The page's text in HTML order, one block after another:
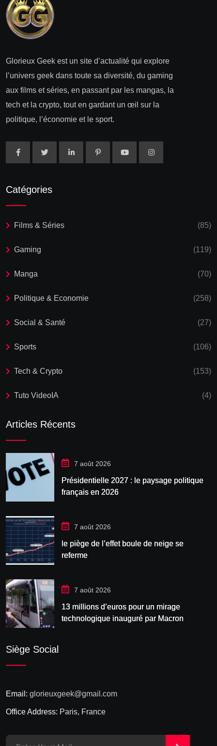
Glorieux Geek est un site d’actualité qui explore
l’univers geek dans toute sa diversité, du gaming
aux films et séries, en passant par les mangas, la
tech et la crypto, tout en gardant un œil sur la
politique, l’économie et le sport.
Catégories
Films & Séries (85)
Gaming (119)
Manga (70)
Politique & Economie (258)
Social & Santé (27)
Sports (106)
Tech & Crypto (153)
Tuto VideoIA (4)
Articles Récents
7 août 2026
Présidentielle 2027 : le paysage politique
français en 2026
7 août 2026
le piège de l’effet boule de neige se
referme
7 août 2026
13 millions d’euros pour un mirage
technologique inauguré par Macron
Siège Social
Email: glorieuxgeek@gmail.com
Office Address: Paris, France